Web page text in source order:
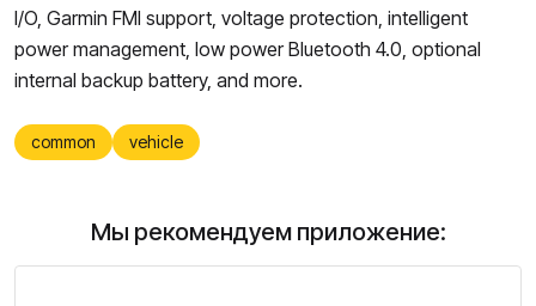
I/O, Garmin FMI support, voltage protection, intelligent
power management, low power Bluetooth 4.0, optional
internal backup battery, and more.
common vehicle
Мы рекомендуем приложение: